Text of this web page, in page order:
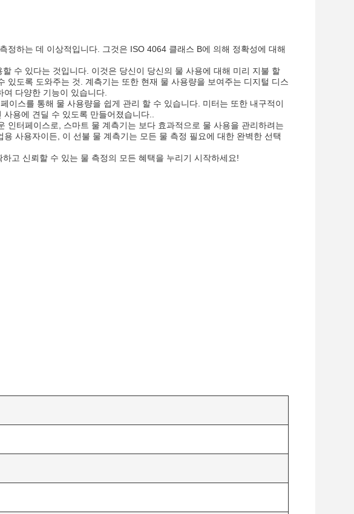
정하는 데 이상적입니다. 그것은 ISO 4064 클래스 B에 의해 정확성에 대해
수 있다는 것입니다. 이것은 당신이 당신의 물 사용에 대해 미리 지불 할
있도록 도와주는 것. 계측기는 또한 현재 물 사용량을 보여주는 디지털 디스
다양한 기능이 있습니다.
이스를 통해 물 사용량을 쉽게 관리 할 수 있습니다. 미터는 또한 내구적이
용에 견딜 수 있도록 만들어졌습니다..
인터페이스로, 스마트 물 계측기는 보다 효과적으로 물 사용을 관리하려는
사용자이든, 이 선불 물 계측기는 모든 물 측정 필요에 대한 완벽한 선택
고 신뢰할 수 있는 물 측정의 모든 혜택을 누리기 시작하세요!